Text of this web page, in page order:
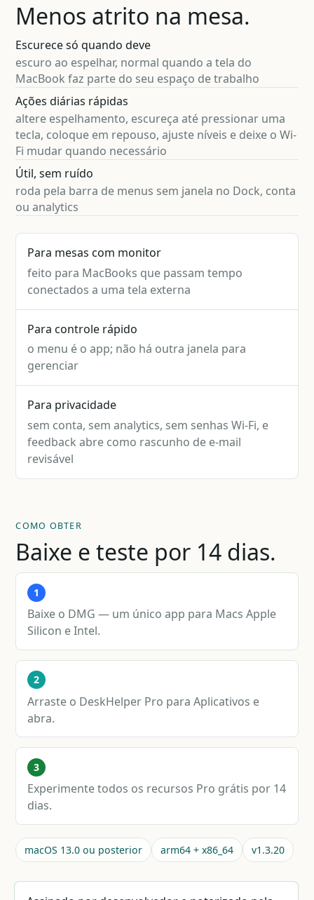
Menos atrito na mesa.
Escurece só quando deve
escuro ao espelhar, normal quando a tela do
MacBook faz parte do seu espaço de trabalho
Ações diárias rápidas
altere espelhamento, escureça até pressionar uma
tecla, coloque em repouso, ajuste níveis e deixe o Wi-
Fi mudar quando necessário
Útil, sem ruído
roda pela barra de menus sem janela no Dock, conta
ou analytics
Para mesas com monitor
feito para MacBooks que passam tempo
conectados a uma tela externa
Para controle rápido
o menu é o app; não há outra janela para
gerenciar
Para privacidade
sem conta, sem analytics, sem senhas Wi-Fi, e
feedback abre como rascunho de e-mail
revisável
COMO OBTER
Baixe e teste por 14 dias.
1
Baixe o DMG — um único app para Macs Apple
Silicon e Intel.
2
Arraste o DeskHelper Pro para Aplicativos e
abra.
3
Experimente todos os recursos Pro grátis por 14
dias.
macOS 13.0 ou posterior arm64 + x86_64 v1.3.20